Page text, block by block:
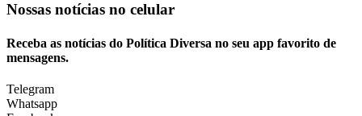
Nossas notícias no celular
Receba as notícias do Política Diversa no seu app favorito de
mensagens.
Telegram
Whatsapp